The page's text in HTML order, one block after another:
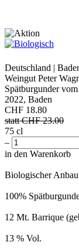
Deutschland |
Weingut Peter
Spätburgunder
2022, Baden
CHF 18.80
statt CHF23.00
75 cl
–
in den Warenkorb
Biologischer Anbau
100%
12 Mt. Barrique
13 % Vol.